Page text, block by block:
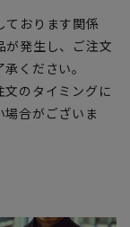
おります関係
が発生し、ご注文
ください。
のタイミングに
合がございま